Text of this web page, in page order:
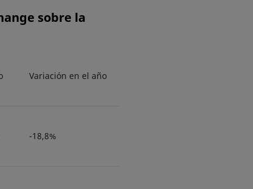
sobre la
Variación en el año
-18,8%